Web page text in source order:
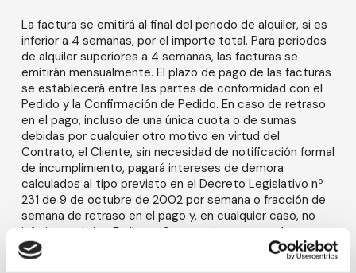
La factura se emitirá al final del periodo de alquiler, si es
inferior a 4 semanas, por el importe total. Para periodos
de alquiler superiores a 4 semanas, las facturas se
emitirán mensualmente. El plazo de pago de las facturas
se establecerá entre las partes de conformidad con el
Pedido y la Confirmación de Pedido. En caso de retraso
en el pago, incluso de una única cuota o de sumas
debidas por cualquier otro motivo en virtud del
Contrato, el Cliente, sin necesidad de notificación formal
de incumplimiento, pagará intereses de demora
calculados al tipo previsto en el Decreto Legislativo nº
231 de 9 de octubre de 2002 por semana o fracción de
semana de retraso en el pago y, en cualquier caso, no
inferiores al tipo Euribor a 3 meses incrementado en
ocho puntos porcentuales. El Cliente permitirá a AM
imputar cada pago en primer lugar a los intereses, a